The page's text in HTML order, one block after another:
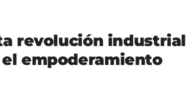
revolución industrial
empoderamiento